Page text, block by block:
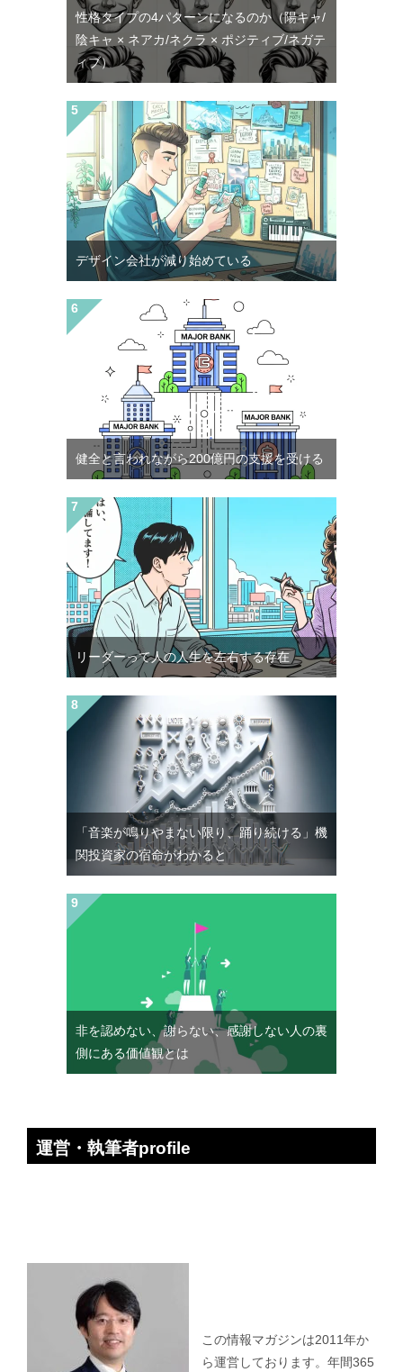
性格タイプの4パターンになるのか（陽キャ/
陰キャ × ネアカ/ネクラ × ポジティブ/ネガテ
ィブ）
デザイン会社が減り始めている
健全と言われながら200億円の支援を受ける
リーダーって人の人生を左右する存在
「音楽が鳴りやまない限り、踊り続ける」機
関投資家の宿命がわかると
非を認めない、謝らない、感謝しない人の裏
側にある価値観とは
運営・執筆者profile
この情報マガジンは2011年か
ら運営しております。年間365